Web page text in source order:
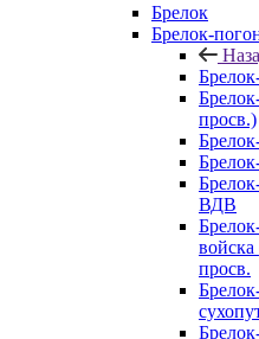
Брелок
Брелок-
просв.)
ВДВ
просв.